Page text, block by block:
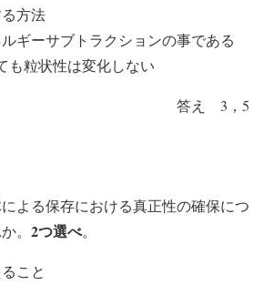
方法
ギーサブトラクションの事である
も粒状性は変化しない
答え 3，5
よる保存における真正性の確保につ
。 2つ選べ。
こと